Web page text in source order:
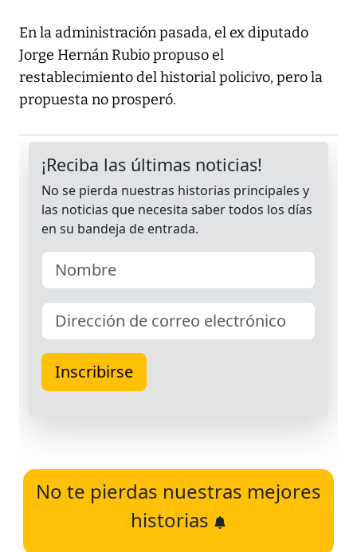
En la administración pasada, el ex diputado
Jorge Hernán Rubio propuso el
restablecimiento del historial policivo, pero la
propuesta no prosperó.
No te pierdas nuestras mejores
historias